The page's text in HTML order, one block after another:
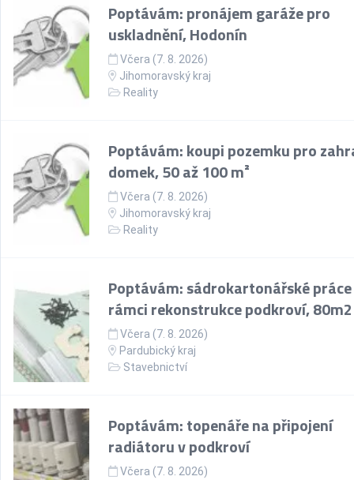
Poptávám: pronájem garáže pro
uskladnění, Hodonín
Včera (7. 8. 2026)
Jihomoravský kraj
Reality
Poptávám: koupi pozemku pro
domek, 50 až 100 m²
Včera (7. 8. 2026)
Jihomoravský kraj
Reality
Poptávám: sádrokartonářské
rámci rekonstrukce podkroví, 80m2
Včera (7. 8. 2026)
Pardubický kraj
Stavebnictví
Poptávám: topenáře na připojení
radiátoru v podkroví
Včera (7. 8. 2026)